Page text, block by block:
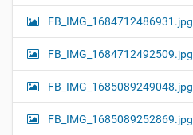
FB_IMG_1684712486931.jpg
FB_IMG_1684712492509.jpg
FB_IMG_1685089249048.jpg
FB_IMG_1685089252869.jpg